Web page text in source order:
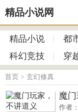
精品小说网
精品小说 都
科幻竞技
穿
首页 > 玄幻修真
魔
作者：